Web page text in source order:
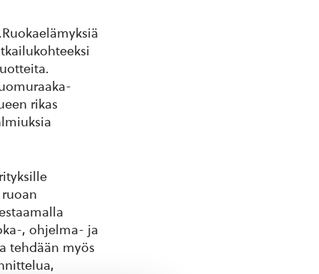
rikas
, ohjelma- ja
tehdään myös